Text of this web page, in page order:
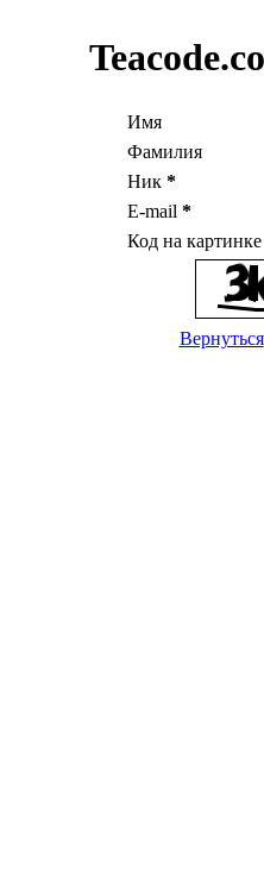
Имя
Фамилия
Ник *
E-mail *
Код на
Вернуться